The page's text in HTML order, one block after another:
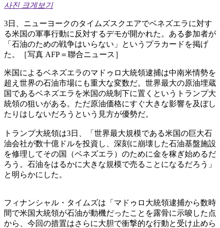
사진 크게보기
3日、ニューヨークのタイムズスクエアでベネズエラに対す
る米国の軍事行動に反対するデモが開かれた。ある参加者が
「石油のための戦争はいらない」というプラカードを掲げ
た。［写真 AFP＝聯合ニュース］
米国によるベネズエラのマドゥロ大統領逮捕は中南米情勢を
超え世界の石油市場にも重大な変数だ。世界最大の原油埋蔵
国であるベネズエラを米国の統制下に置くというトランプ大
統領の狙いがある。ただ原油価格にすぐ大きな影響を及ぼし
たりはしないだろうという見方が優勢だ。
トランプ大統領は3日、「世界最大規模である米国の巨大石
油会社が数十億ドルを投資し、深刻に崩壊した石油基盤施設
を修理してその国（ベネズエラ）のために金を稼ぎ始めるだ
ろう。石油をはるかに大きな規模で売ることになるだろう」
と明らかにした。
フィナンシャル・タイムズは「マドゥロ大統領逮捕から数時
間で米国大統領が石油が動機だったことを露骨に示唆した点
から、今回の措置はさらに大胆で衝撃的な行動と受け止めら